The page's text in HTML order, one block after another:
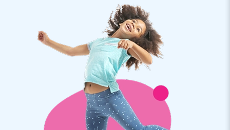
onbezorgd genieten van deze inflatable. Hij is gemakkelijk
schoon te maken. Met dit opblaasbare spel heb je een
product waar jarenlang optimaal plezier mee kan worden
Al duizenden klanten kozen voor JB Inflatables
We zijn er trots op dat al duizenden klanten kozen om een
inflatable van ons aan te schaffen. Al jarenlang laten we
mensen wereldwijd een gat in de lucht springen. Met dank aan
ons team van designers, ontwikkelaars en logistiek